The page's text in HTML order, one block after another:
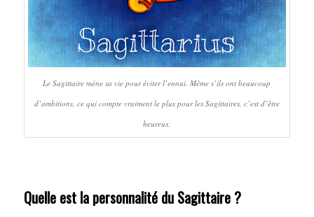
Le Sagittaire mène sa vie pour éviter l’ennui. Même s’ils ont beaucoup
d’ambitions, ce qui compte vraiment le plus pour les Sagittaires, c’est d’être
heureux.
Quelle est la personnalité du Sagittaire ?